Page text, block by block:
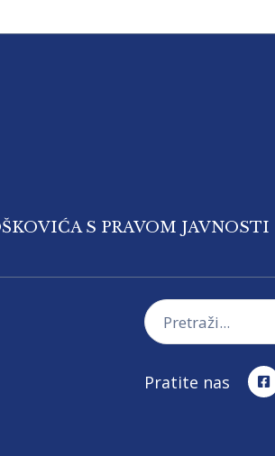
S PRAVOM JAVNOSTI
Pratite nas